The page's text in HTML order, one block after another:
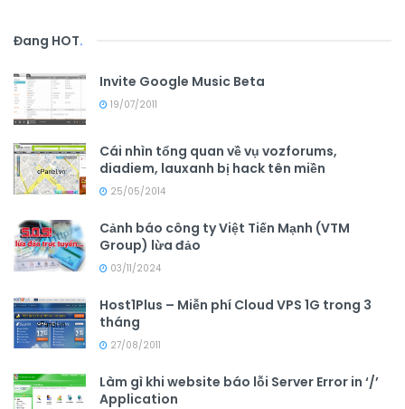
Đang HOT.
Invite Google Music Beta
19/07/2011
Cái nhìn tổng quan về vụ vozforums,
diadiem, lauxanh bị hack tên miền
25/05/2014
Cảnh báo công ty Việt Tiến Mạnh (VTM
Group) lừa đảo
03/11/2024
Host1Plus – Miễn phí Cloud VPS 1G trong 3
tháng
27/08/2011
Làm gì khi website báo lỗi Server Error in ‘/’
Application